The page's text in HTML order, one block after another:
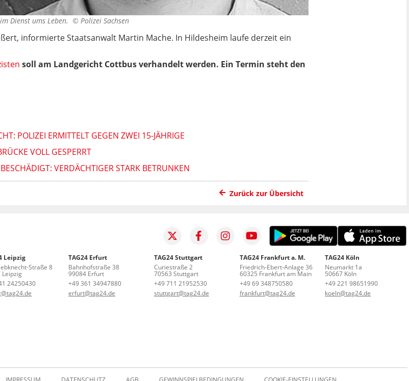
Dienst ums Leben. © Polizei Sachsen
informierte Staatsanwalt Martin Mache. In Hildesheim laufe derzeit ein
soll am Landgericht Cottbus verhandelt werden. Ein Termin steht den
POLIZEI ERMITTELT GEGEN ZWEI 15-JÄHRIGE
VOLL GESPERRT
VERDÄCHTIGER STARK BETRUNKEN
Zurück zur Übersicht
Leipzig
Straße 8
Leipzig
24250430
TAG24 Erfurt
Bahnhofstraße 38
99084 Erfurt
+49 361 34947880
erfurt@tag24.de
TAG24 Stuttgart
Curiestraße 2
70563 Stuttgart
+49 711 21952530
stuttgart@tag24.de
TAG24 Frankfurt a. M.
Friedrich-Ebert-Anlage 36
60325 Frankfurt am Main
+49 69 348750580
frankfurt@tag24.de
TAG24 Köln
Neumarkt 1a
50667 Köln
+49 221 98651990
koeln@tag24.de